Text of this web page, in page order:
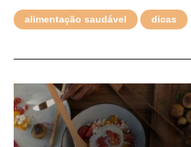
alimentação saudável dicas